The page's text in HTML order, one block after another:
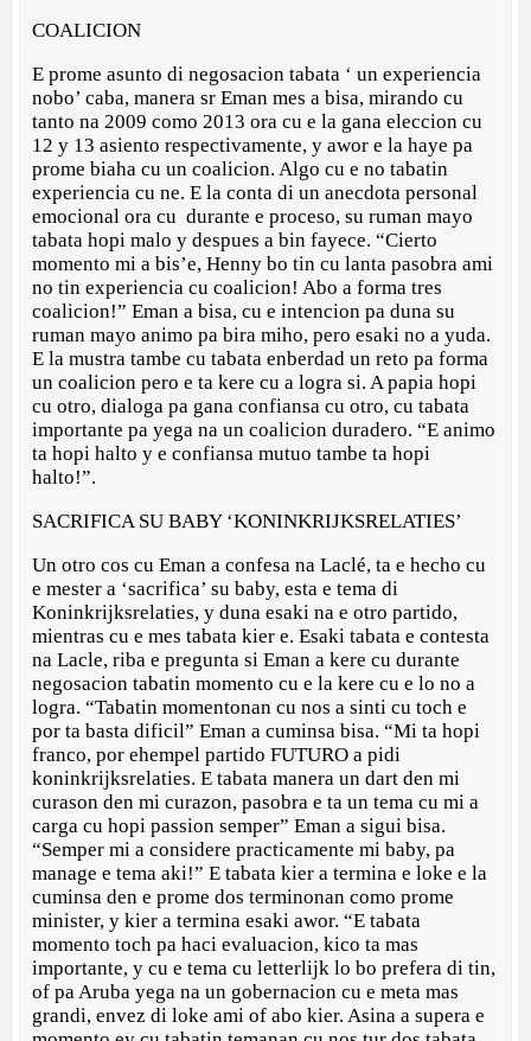
COALICION
E prome asunto di negosacion tabata ‘ un experiencia
nobo’ caba, manera sr Eman mes a bisa, mirando cu
tanto na 2009 como 2013 ora cu e la gana eleccion cu
12 y 13 asiento respectivamente, y awor e la haye pa
prome biaha cu un coalicion. Algo cu e no tabatin
experiencia cu ne. E la conta di un anecdota personal
emocional ora cu durante e proceso, su ruman mayo
tabata hopi malo y despues a bin fayece. “Cierto
momento mi a bis’e, Henny bo tin cu lanta pasobra ami
no tin experiencia cu coalicion! Abo a forma tres
coalicion!” Eman a bisa, cu e intencion pa duna su
ruman mayo animo pa bira miho, pero esaki no a yuda.
E la mustra tambe cu tabata enberdad un reto pa forma
un coalicion pero e ta kere cu a logra si. A papia hopi
cu otro, dialoga pa gana confiansa cu otro, cu tabata
importante pa yega na un coalicion duradero. “E animo
ta hopi halto y e confiansa mutuo tambe ta hopi
halto!”.
SACRIFICA SU BABY ‘KONINKRIJKSRELATIES’
Un otro cos cu Eman a confesa na Laclé, ta e hecho cu
e mester a ‘sacrifica’ su baby, esta e tema di
Koninkrijksrelaties, y duna esaki na e otro partido,
mientras cu e mes tabata kier e. Esaki tabata e contesta
na Lacle, riba e pregunta si Eman a kere cu durante
negosacion tabatin momento cu e la kere cu e lo no a
logra. “Tabatin momentonan cu nos a sinti cu toch e
por ta basta dificil” Eman a cuminsa bisa. “Mi ta hopi
franco, por ehempel partido FUTURO a pidi
koninkrijksrelaties. E tabata manera un dart den mi
curason den mi curazon, pasobra e ta un tema cu mi a
carga cu hopi passion semper” Eman a sigui bisa.
“Semper mi a considere practicamente mi baby, pa
manage e tema aki!” E tabata kier a termina e loke e la
cuminsa den e prome dos terminonan como prome
minister, y kier a termina esaki awor. “E tabata
momento toch pa haci evaluacion, kico ta mas
importante, y cu e tema cu letterlijk lo bo prefera di tin,
of pa Aruba yega na un gobernacion cu e meta mas
grandi, envez di loke ami of abo kier. Asina a supera e